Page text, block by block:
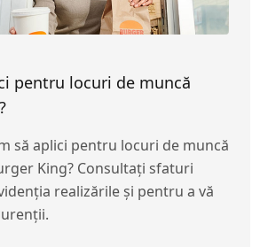
pentru locuri de muncă
să aplici pentru locuri de muncă
King? Consultați sfaturi
realizările și pentru a vă